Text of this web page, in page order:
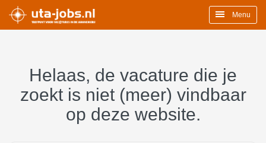
Menu
Helaas, de vacature die je
zoekt is niet (meer) vindbaar
op deze website.